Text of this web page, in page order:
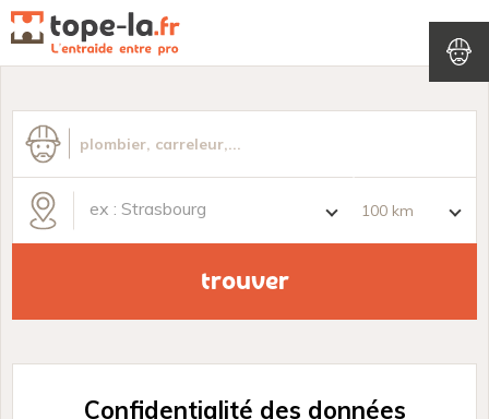
Connectez-vous à votre compte
ex : Strasbourg
Confidentialité des données